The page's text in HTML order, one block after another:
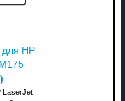
для HP
)
LaserJet